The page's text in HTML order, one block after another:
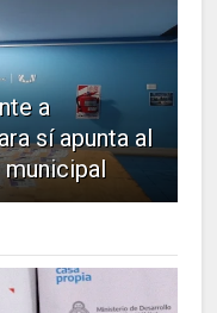
a
sí apunta al